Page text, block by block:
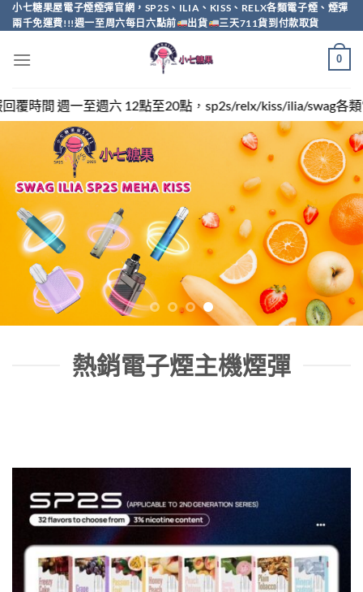
Skip
to
小七糖果屋電子煙煙彈官網，SP2S、ILIA、KISS、RELX各類電子煙、煙彈
兩千免運費!!!週一至周六每日六點前
出貨 三天711貨到付款取貨
0
至20點，sp2s/relx/kiss/ilia/swag各類電子煙煙彈買越多越便
熱銷電子煙主機煙彈